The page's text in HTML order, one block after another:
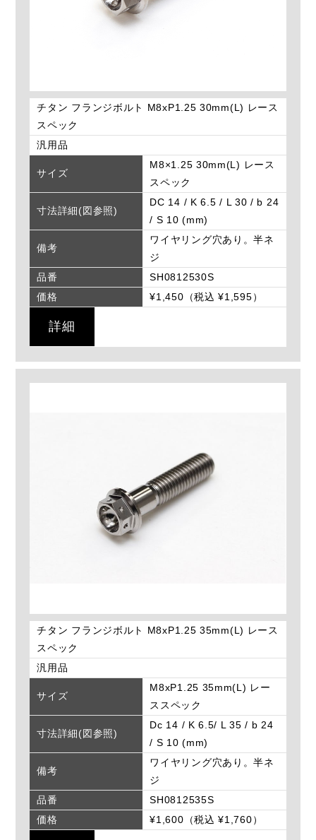
チタン フランジボルト M8xP1.25 30mm(L) レース
スペック
汎用品
サイズ
M8×1.25 30mm(L) レース
スペック
寸法詳細(図参照)
DC 14 / K 6.5 / L 30 / b 24
/ S 10 (mm)
備考
ワイヤリング穴あり。半ネ
ジ
品番
SH0812530S
価格
¥1,450（税込 ¥1,595）
詳細
チタン フランジボルト M8xP1.25 35mm(L) レース
スペック
汎用品
サイズ
M8xP1.25 35mm(L) レー
ススペック
寸法詳細(図参照)
Dc 14 / K 6.5/ L 35 / b 24
/ S 10 (mm)
備考
ワイヤリング穴あり。半ネ
ジ
品番
SH0812535S
価格
¥1,600（税込 ¥1,760）